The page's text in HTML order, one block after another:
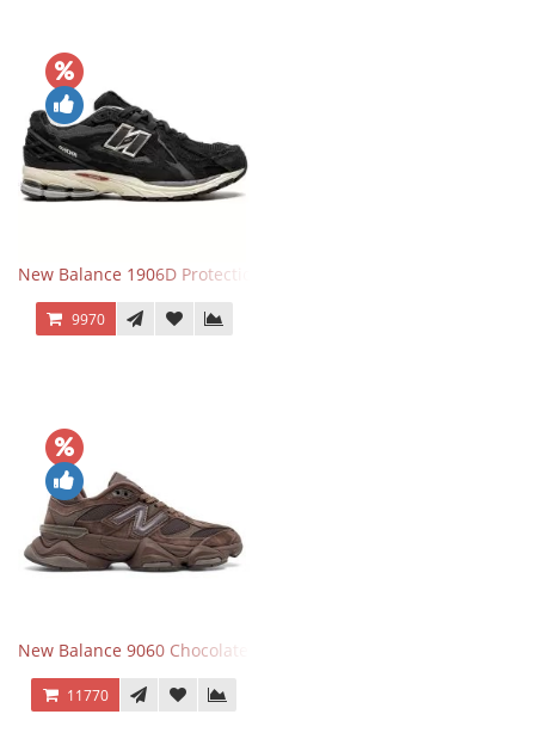
New Balance 1906D Protection Pack Black черные
9970
New Balance 9060 Chocolate Brown
11770